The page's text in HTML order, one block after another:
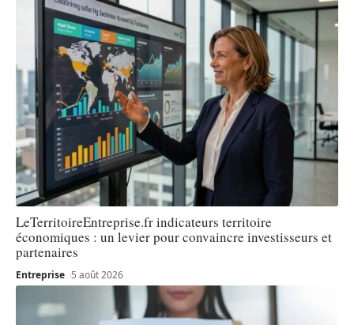
LeTerritoireEntreprise.fr indicateurs territoire
économiques : un levier pour convaincre investisseurs et
partenaires
Entreprise 5 août 2026